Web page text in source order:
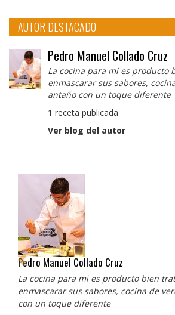
AUTOR DESTACADO
Pedro Manuel Collado Cruz
La cocina para mi es producto
enmascarar sus sabores,
antaño con un toque diferente
1 receta publicada
Ver blog del autor
Pedro Manuel Collado Cruz
La cocina para mi es producto bien
enmascarar sus sabores, cocina de
con un toque diferente